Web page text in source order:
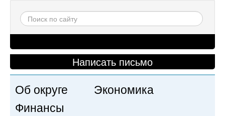
Написать письмо
Об округе
Экономика
Финансы